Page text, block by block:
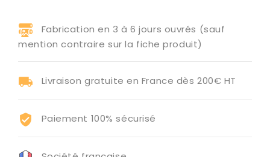
Fabrication en 3 à 6 jours ouvrés (sauf
mention contraire sur la fiche produit)
Livraison gratuite en France dès 200€ HT
Paiement 100% sécurisé